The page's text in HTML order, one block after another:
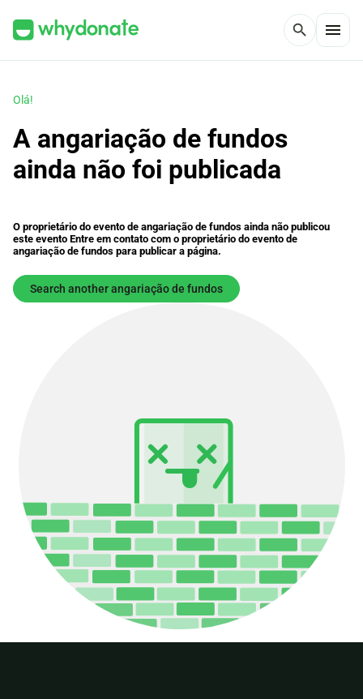
search menu
Olá!
A angariação de fundos
ainda não foi publicada
O proprietário do evento de angariação de fundos ainda não publicou
este evento Entre em contato com o proprietário do evento de
angariação de fundos para publicar a página.
Search another angariação de fundos